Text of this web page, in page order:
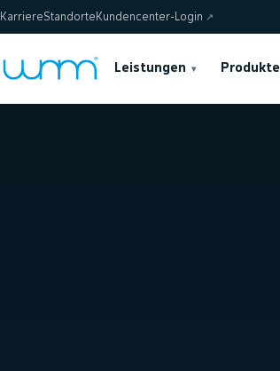
KarriereStandorte Kundencenter-Login ↗
Leistungen ▾ Produkte